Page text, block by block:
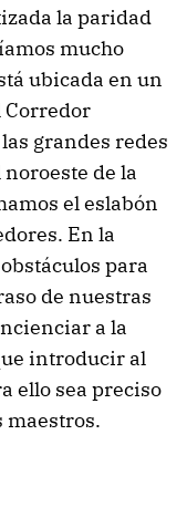
la paridad
mucho
ubicada en un
Corredor
grandes redes
de la
el eslabón
En la
para
de nuestras
a la
introducir al
ello sea preciso
maestros.